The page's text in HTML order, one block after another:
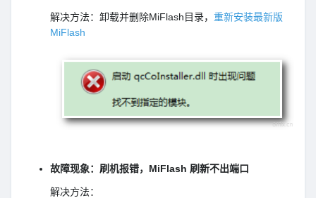
解决方法：卸载并删除MiFlash目录， 重新安装最新版
MiFlash
故障现象：刷机报错，MiFlash 刷新不出端口
解决方法：